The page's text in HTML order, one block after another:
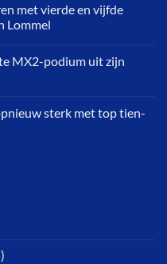
met vierde en vijfde
Lommel
MX2-podium uit zijn
sterk met top tien-